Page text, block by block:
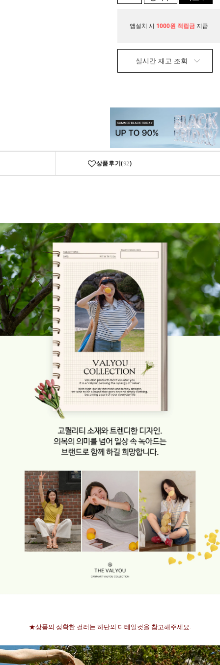
니 매
앱설치 시 1000원 적립금 지급
실시간 재고 조회
상품후기(92)
★상품의 정확한 컬러는 하단의 디테일컷을 참고해주세요.